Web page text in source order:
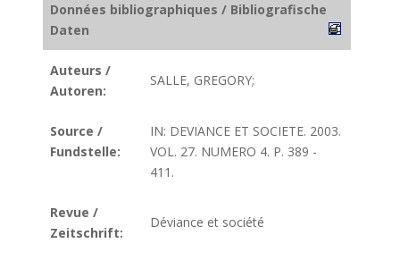
Données bibliographiques / Bibliografische
Daten
Auteurs /
Autoren:
SALLE, GREGORY;
Source /
Fundstelle:
IN: DEVIANCE ET SOCIETE. 2003.
VOL. 27. NUMERO 4. P. 389 -
411.
Revue /
Zeitschrift:
Déviance et société